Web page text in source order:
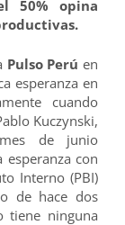
50% opina
Pulso Perú en
esperanza en
cuando
Kuczynski,
de junio
esperanza con
Interno (PBI)
de hace dos
tiene ninguna